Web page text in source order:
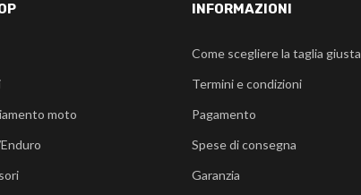
moto
INFORMAZIONI
Come scegliere la taglia giusta
Termini e condizioni
Pagamento
Spese di consegna
Garanzia